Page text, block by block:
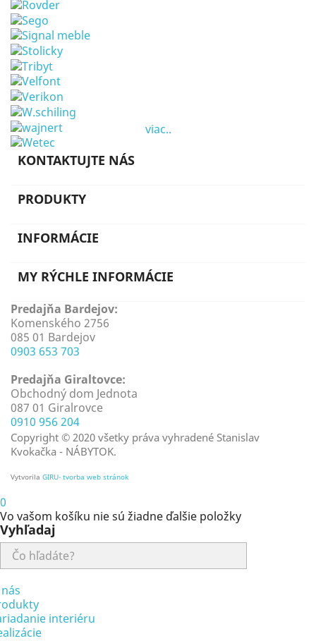
viac..
KONTAKTUJTE NÁS
PRODUKTY
INFORMÁCIE
MY RÝCHLE INFORMÁCIE
Predajňa Bardejov:
Komenského 2756
085 01 Bardejov
0903 653 703
Predajňa Giraltovce:
Obchodný dom Jednota
087 01 Giralrovce
0910 956 204
Copyright © 2020 všetky práva vyhradené Stanislav
Kvokačka - NÁBYTOK.
Vytvorila GIRU- tvorba web stránok
0
Vo vašom košíku nie sú žiadne ďalšie položky
Vyhľadaj
interiéru